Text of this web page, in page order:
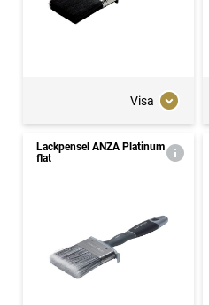
Visa
Lackpensel ANZA Platinum
flat